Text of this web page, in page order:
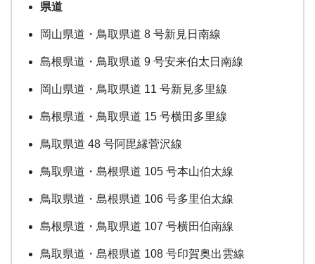
県道
岡山県道・鳥取県道 8 号新見日南線
島根県道・鳥取県道 9 号安来伯太日南線
岡山県道・鳥取県道 11 号新見多里線
島根県道・鳥取県道 15 号横田多里線
鳥取県道 48 号阿毘縁菅沢線
鳥取県道・島根県道 105 号本山伯太線
鳥取県道・島根県道 106 号多里伯太線
島根県道・鳥取県道 107 号横田伯南線
鳥取県道・島根県道 108 号印賀奥出雲線